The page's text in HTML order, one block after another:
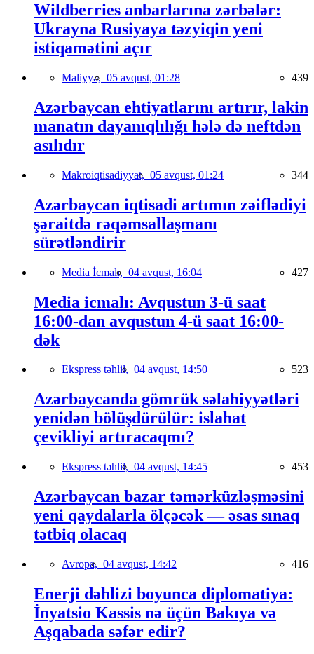
Wildberries anbarlarına zərbələr:
Ukrayna Rusiyaya təzyiqin yeni
istiqamətini açır
Maliyyə, 05 avqust, 01:28 439
Azərbaycan ehtiyatlarını artırır, lakin
manatın dayanıqlılığı hələ də neftdən
asılıdır
Makroiqtisadiyyat, 05 avqust, 01:24 344
Azərbaycan iqtisadi artımın zəiflədiyi
şəraitdə rəqəmsallaşmanı
sürətləndirir
Media İcmalı, 04 avqust, 16:04 427
Media icmalı: Avqustun 3-ü saat
16:00-dan avqustun 4-ü saat 16:00-
dək
Ekspress təhlil, 04 avqust, 14:50 523
Azərbaycanda gömrük səlahiyyətləri
yenidən bölüşdürülür: islahat
çevikliyi artıracaqmı?
Ekspress təhlil, 04 avqust, 14:45 453
Azərbaycan bazar təmərküzləşməsini
yeni qaydalarla ölçəcək — əsas sınaq
tətbiq olacaq
Avropa, 04 avqust, 14:42 416
Enerji dəhlizi boyunca diplomatiya:
İnyatsio Kassis nə üçün Bakıya və
Aşqabada səfər edir?